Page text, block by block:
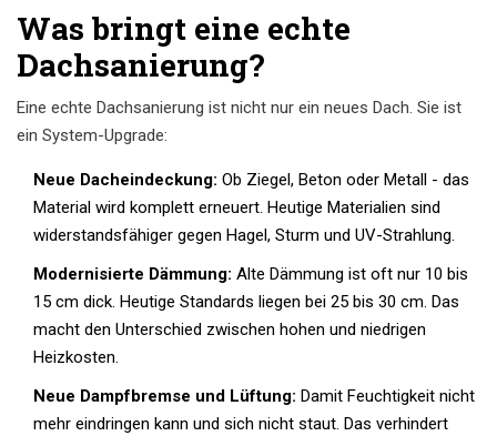
Was bringt eine echte
Dachsanierung?
Eine echte Dachsanierung ist nicht nur ein neues Dach. Sie ist
ein System-Upgrade:
Neue Dacheindeckung: Ob Ziegel, Beton oder Metall - das
Material wird komplett erneuert. Heutige Materialien sind
widerstandsfähiger gegen Hagel, Sturm und UV-Strahlung.
Modernisierte Dämmung: Alte Dämmung ist oft nur 10 bis
15 cm dick. Heutige Standards liegen bei 25 bis 30 cm. Das
macht den Unterschied zwischen hohen und niedrigen
Heizkosten.
Neue Dampfbremse und Lüftung: Damit Feuchtigkeit nicht
mehr eindringen kann und sich nicht staut. Das verhindert